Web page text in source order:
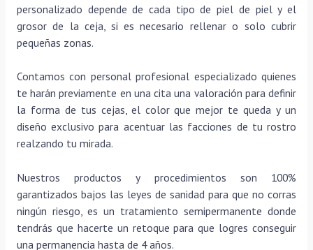
personalizado depende de cada tipo de piel de piel y el
grosor de la ceja, si es necesario rellenar o solo cubrir
pequeñas zonas.
Contamos con personal profesional especializado quienes
te harán previamente en una cita una valoración para definir
la forma de tus cejas, el color que mejor te queda y un
diseño exclusivo para acentuar las facciones de tu rostro
realzando tu mirada.
Nuestros productos y procedimientos son 100%
garantizados bajos las leyes de sanidad para que no corras
ningún riesgo, es un tratamiento semipermanente donde
tendrás que hacerte un retoque para que logres conseguir
una permanencia hasta de 4 años.